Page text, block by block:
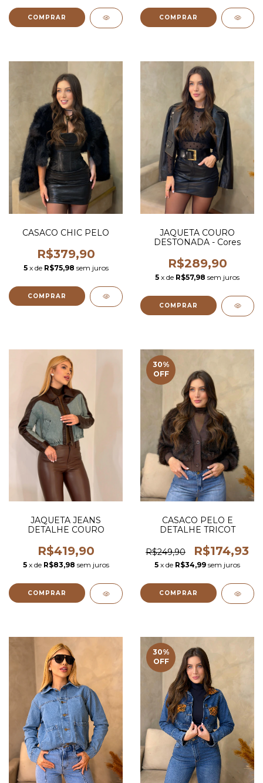
COMPRAR COMPRAR
CASACO CHIC PELO
R$379,90
5 x de R$75,98 sem juros
COMPRAR
JAQUETA COURO
DESTONADA - Cores
R$289,90
5 x de R$57,98 sem juros
COMPRAR
JAQUETA JEANS
DETALHE COURO
R$419,90
5 x de R$83,98 sem juros
COMPRAR
30%
OFF
CASACO PELO E
DETALHE TRICOT
R$249,90 R$174,93
5 x de R$34,99 sem juros
COMPRAR
30%
OFF